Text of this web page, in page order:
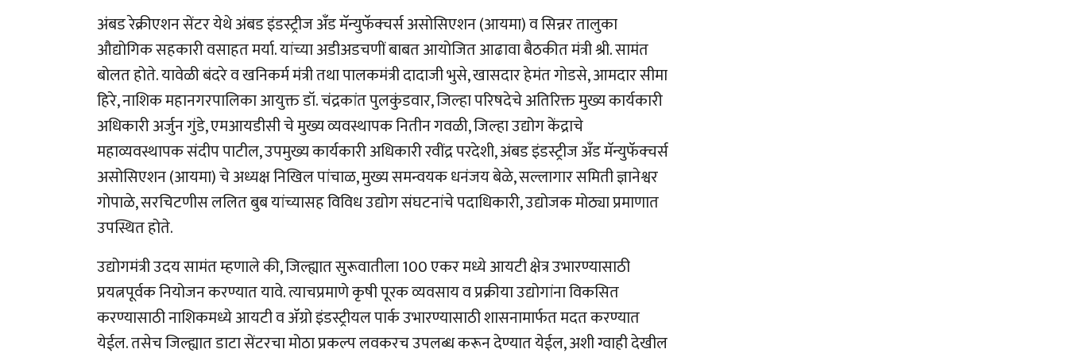
अंबड रेक्रीएशन सेंटर येथे अंबड इंडस्ट्रीज अँड मॅन्युफॅक्चर्स असोसिएशन (आयमा) व सिन्नर तालुका
औद्योगिक सहकारी वसाहत मर्या. यांच्या अडीअडचणीं बाबत आयोजित आढावा बैठकीत मंत्री श्री. सामंत
बोलत होते. यावेळी बंदरे व खनिकर्म मंत्री तथा पालकमंत्री दादाजी भुसे, खासदार हेमंत गोडसे, आमदार सीमा
हिरे, नाशिक महानगरपालिका आयुक्त डॉ. चंद्रकांत पुलकुंडवार, जिल्हा परिषदेचे अतिरिक्त मुख्य कार्यकारी
अधिकारी अर्जुन गुंडे, एमआयडीसी चे मुख्य व्यवस्थापक नितीन गवळी, जिल्हा उद्योग केंद्राचे
महाव्यवस्थापक संदीप पाटील, उपमुख्य कार्यकारी अधिकारी रवींद्र परदेशी, अंबड इंडस्ट्रीज अँड मॅन्युफॅक्चर्स
असोसिएशन (आयमा) चे अध्यक्ष निखिल पांचाळ, मुख्य समन्वयक धनंजय बेळे, सल्लागार समिती ज्ञानेश्वर
गोपाळे, सरचिटणीस ललित बुब यांच्यासह विविध उद्योग संघटनांचे पदाधिकारी, उद्योजक मोठ्या प्रमाणात
उपस्थित होते.
उद्योगमंत्री उदय सामंत म्हणाले की, जिल्ह्यात सुरूवातीला 100 एकर मध्ये आयटी क्षेत्र उभारण्यासाठी
प्रयत्नपूर्वक नियोजन करण्यात यावे. त्याचप्रमाणे कृषी पूरक व्यवसाय व प्रक्रीया उद्योगांना विकसित
करण्यासाठी नाशिकमध्ये आयटी व ॲग्रो इंडस्ट्रीयल पार्क उभारण्यासाठी शासनामार्फत मदत करण्यात
येईल. तसेच जिल्ह्यात डाटा सेंटरचा मोठा प्रकल्प लवकरच उपलब्ध करून देण्यात येईल, अशी ग्वाही देखील